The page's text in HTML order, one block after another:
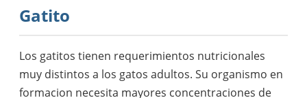
Gatito
Los gatitos tienen requerimientos nutricionales
muy distintos a los gatos adultos. Su organismo en
formacion necesita mayores concentraciones de